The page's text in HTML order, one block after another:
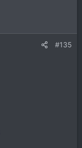
#135